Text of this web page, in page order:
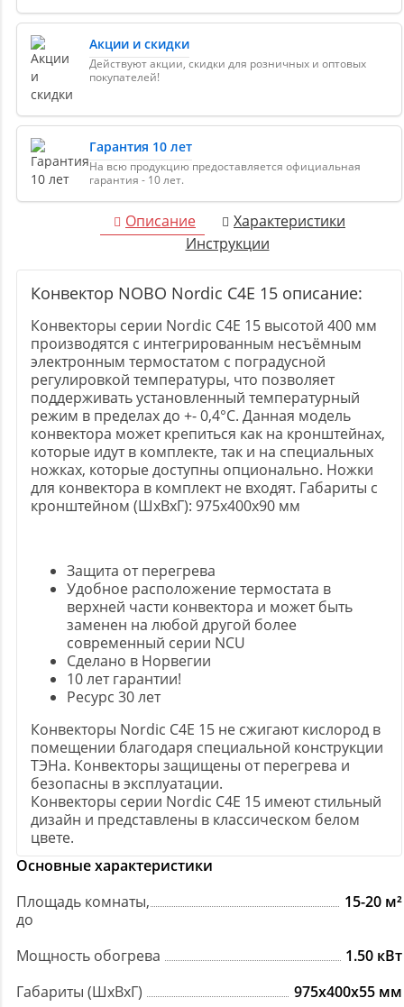
Акции и скидки
Действуют акции, скидки для розничных и оптовых
покупателей!
Гарантия 10 лет
На всю продукцию предоставляется официальная
гарантия - 10 лет.
Описание
Характеристики
Инструкции
Конвектор NOBO Nordic C4E 15 описание:
Конвекторы серии Nordic C4E 15 высотой 400 мм
производятся с интегрированным несъёмным
электронным термостатом с поградусной
регулировкой температуры, что позволяет
поддерживать установленный температурный
режим в пределах до +- 0,4°C. Данная модель
конвектора может крепиться как на кронштейнах,
которые идут в комплекте, так и на специальных
ножках, которые доступны опционально. Ножки
для конвектора в комплект не входят. Габариты с
кронштейном (ШxВxГ): 975x400x90 мм
Защита от перегрева
Удобное расположение термостата в
верхней части конвектора и может быть
заменен на любой другой более
современный серии NCU
Сделано в Норвегии
10 лет гарантии!
Ресурс 30 лет
Конвекторы Nordic C4E 15 не сжигают кислород в
помещении благодаря специальной конструкции
ТЭНа. Конвекторы защищены от перегрева и
безопасны в эксплуатации.
Конвекторы серии Nordic C4E 15 имеют стильный
дизайн и представлены в классическом белом
цвете.
Основные характеристики
Площадь комнаты,
до
15-20 м²
Мощность обогрева
1.50 кВт
Габариты (ШxВxГ)
975х400х55 мм